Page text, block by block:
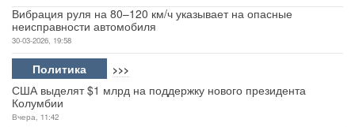
Вибрация руля на 80–120 км/ч указывает на опасные
неисправности автомобиля
30-03-2026, 19:58
Политика >>>
США выделят $1 млрд на поддержку нового президента
Колумбии
Вчера, 11:42